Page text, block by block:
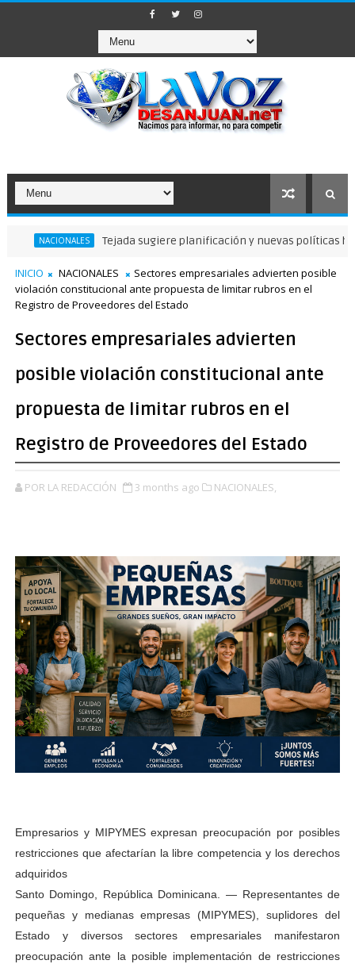
Tejada sugiere planificación y nuevas políticas hídricas
INICIO NACIONALES
Sectores empresariales advierten posible
violación constitucional ante propuesta de limitar rubros en el
Registro de Proveedores del Estado
Sectores empresariales advierten
posible violación constitucional ante
propuesta de limitar rubros en el
Registro de Proveedores del Estado
POR LA REDACCIÓN 3 months ago NACIONALES,
Empresarios y MIPYMES expresan preocupación por posibles
restricciones que afectarían la libre competencia y los derechos
adquiridos
Santo Domingo, República Dominicana. — Representantes de
pequeñas y medianas empresas (MIPYMES), suplidores del
Estado y diversos sectores empresariales manifestaron
preocupación ante la posible implementación de restricciones